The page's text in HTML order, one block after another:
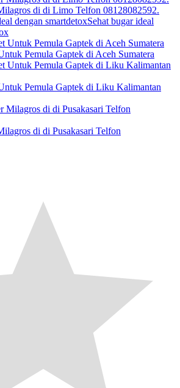
di di Limo Telfon 08128082592.
Sehat bugar ideal
Pemula Gaptek di Aceh Sumatera
Pemula Gaptek di Liku Kalimantan
di di Pusakasari Telfon